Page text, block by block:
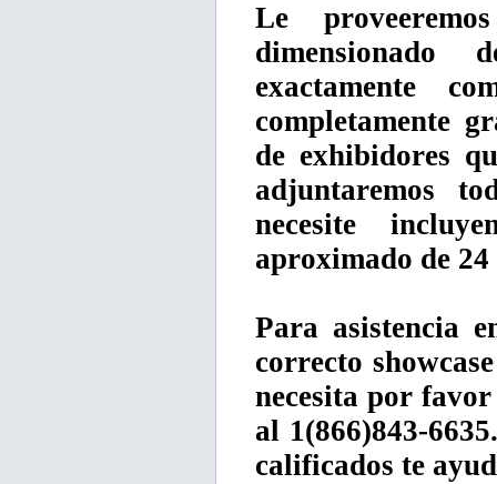
Le
exactamente
completamente
de exhibidores
adjuntaremos
necesite
aproximado de
Para asistencia
correcto
necesita por favor
al 1(866)843-
calificados te